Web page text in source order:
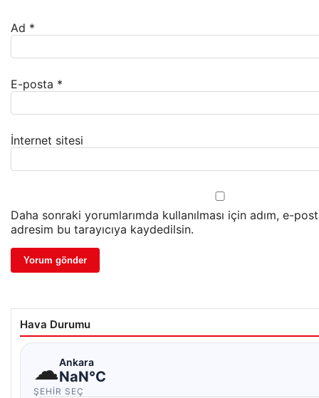
Ad *
E-posta *
İnternet sitesi
Daha sonraki yorumlarımda kullanılması için adım, e-
adresim bu tarayıcıya kaydedilsin.
Hava Durumu
☁Ankara
NaN°C
ŞEHIR SEÇ